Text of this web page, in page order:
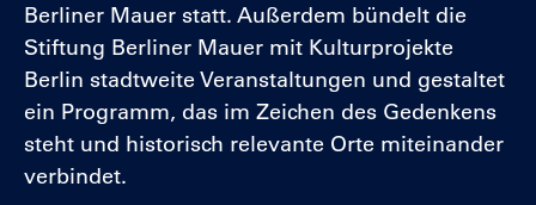
Berliner Mauer statt. Außerdem bündelt die
Stiftung Berliner Mauer mit Kulturprojekte
Berlin stadtweite Veranstaltungen und gestaltet
ein Programm, das im Zeichen des Gedenkens
steht und historisch relevante Orte miteinander
verbindet.